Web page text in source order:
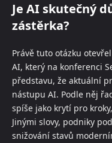
Je AI skutečný
zástěrka?
Právě tuto otázku
AI, který na konferenci
představu, že aktuální
nástupu AI. Podle něj
spíše jako krytí pro
Jinými slovy, podniky
snižování stavů